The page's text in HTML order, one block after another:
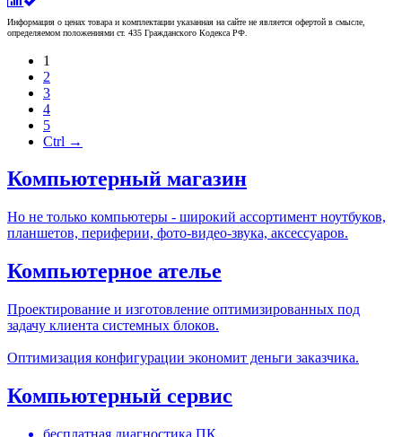
Информация о ценах товара и комплектации указанная на сайте не является офертой в смысле,
определяемом положениями ст. 435 Гражданского Кодекса РФ.
1
2
3
4
5
Ctrl →
Компьютерный магазин
Но не только компьютеры - широкий ассортимент ноутбуков,
планшетов, периферии, фото-видео-звука, аксессуаров.
Компьютерное ателье
Проектирование и изготовление оптимизированных под
задачу клиента системных блоков.
Оптимизация конфигурации экономит деньги заказчика.
Компьютерный сервис
бесплатная диагностика ПК